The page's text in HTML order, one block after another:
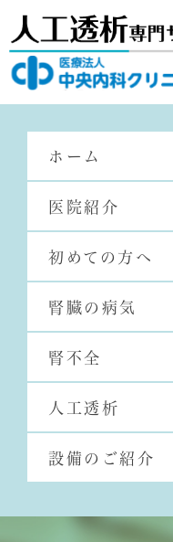
ホーム
医院紹介
初めての方へ
腎臓の病気
腎不全
人工透析
設備のご紹介